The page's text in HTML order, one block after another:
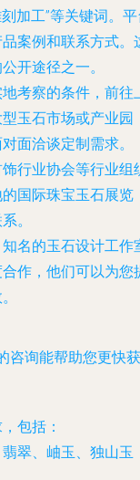
加工”等关键词。
案例和联系方式。
开途径之一。
地考察的条件，前往
玉石市场或产业园
面洽谈定制需求。
行业协会等行业组
国际珠宝玉石展览
。
知名的玉石设计工作
作，他们可以为您
咨询能帮助您更快获
包括：
翠、岫玉、独山玉